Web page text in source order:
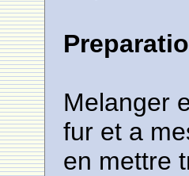
Melanger
fur et a
en mettre